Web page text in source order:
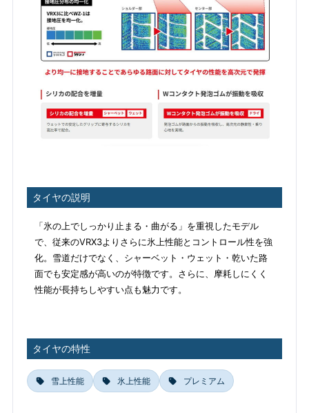
タイヤの説明
「氷の上でしっかり止まる・曲がる」を重視したモデル
で、従来のVRX3よりさらに氷上性能とコントロール性を強
化。雪道だけでなく、シャーベット・ウェット・乾いた路
面でも安定感が高いのが特徴です。さらに、摩耗しにくく
性能が長持ちしやすい点も魅力です。
タイヤの特性
雪上性能 氷上性能 プレミアム